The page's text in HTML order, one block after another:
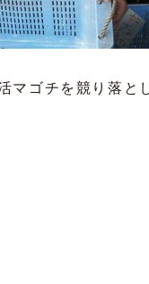
マゴチを競り落と